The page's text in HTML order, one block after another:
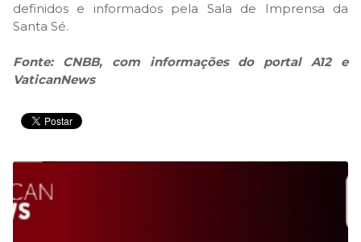
definidos e informados pela Sala de Imprensa da
Santa Sé.
Fonte: CNBB, com informações do portal A12 e
VaticanNews